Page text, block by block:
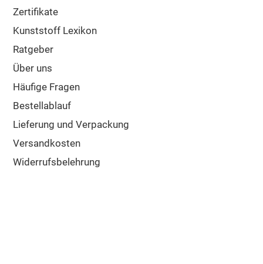
Zertifikate
Kunststoff Lexikon
Ratgeber
Über uns
Häufige Fragen
Bestellablauf
Lieferung und Verpackung
Versandkosten
Widerrufsbelehrung